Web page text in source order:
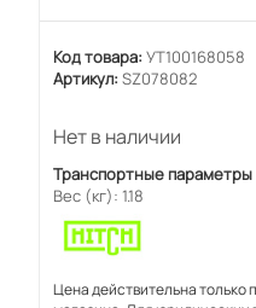
Код товара: УТ100168058
Артикул: SZ078082
Нет в наличии
Транспортные параметры
Вес (кг): 1.18
Цена действительна только